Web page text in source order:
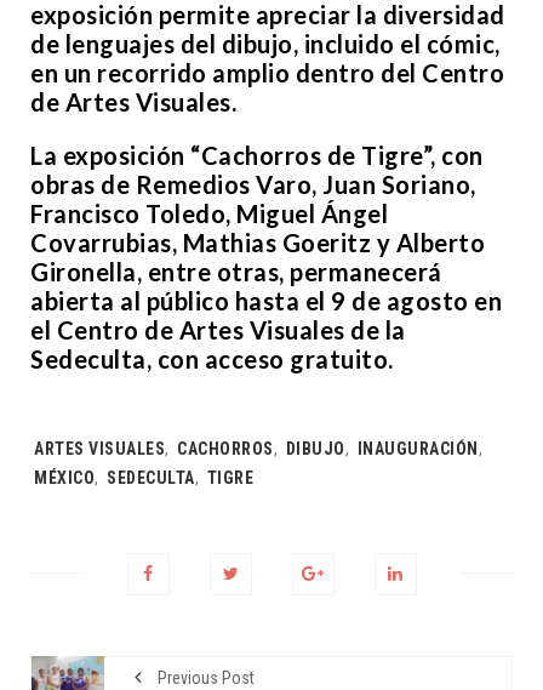
exposición permite apreciar la diversidad
de lenguajes del dibujo, incluido el cómic,
en un recorrido amplio dentro del Centro
de Artes Visuales.
La exposición “Cachorros de Tigre”, con
obras de Remedios Varo, Juan Soriano,
Francisco Toledo, Miguel Ángel
Covarrubias, Mathias Goeritz y Alberto
Gironella, entre otras, permanecerá
abierta al público hasta el 9 de agosto en
el Centro de Artes Visuales de la
Sedeculta, con acceso gratuito.
Tags:
ARTES VISUALES, CACHORROS, DIBUJO, INAUGURACIÓN ,
MÉXICO, SEDECULTA, TIGRE
Previous Post